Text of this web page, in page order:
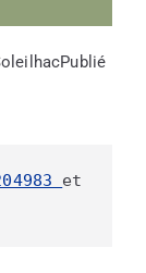
Publié
et